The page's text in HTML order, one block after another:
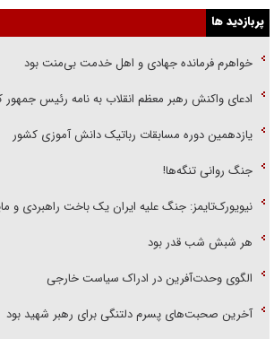
پربازدید ها
خواهرم فرمانده جهادی و اهل خدمت بی‌منت بود
ادعای واکنش رهبر معظم انقلاب به نامه رئیس
یازدهمین دوره مسابقات رباتیک دانش آموزی کشور
جنگ روانی تنگه‌ها!
نیویورک‌تایمز: جنگ علیه ایران یک باخت راهبردی و
هر شبش شب قدر بود
الگوی وحدت‌آفرین در ادراک سیاست خارجی
آخرین صحبت‌های پسرم دلتنگی برای رهبر شهید بود